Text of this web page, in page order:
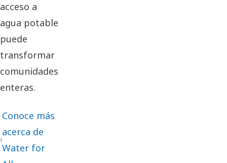
acceso a
agua potable
puede
transformar
comunidades
enteras.
Conoce más
acerca de
Water for